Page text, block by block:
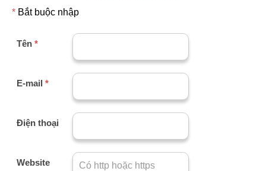
* Bắt buộc nhập
Tên *
E-mail *
Điện thoại
Website